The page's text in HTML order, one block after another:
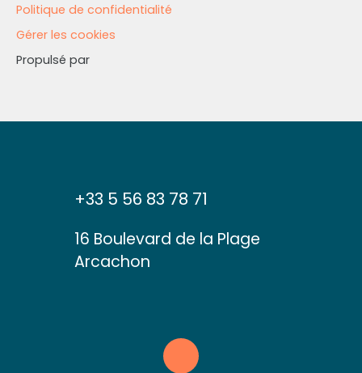
Politique de confidentialité
Gérer les cookies
Propulsé par
+33 5 56 83 78 71
16 Boulevard de la Plage
Arcachon